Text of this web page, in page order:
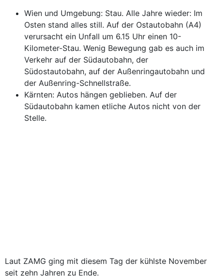
Wien und Umgebung: Stau. Alle Jahre wieder: Im
Osten stand alles still. Auf der Ost­autobahn (A4)
verursacht ein Unfall um 6.15 Uhr einen 10-
Kilometer-Stau. Wenig Bewegung gab es auch im
Verkehr auf der Südautobahn, der
Südostautobahn, auf der Außenringautobahn und
der ­Außenring-Schnellstraße.
Kärnten: Autos hängen geblieben. Auf der
Südautobahn kamen etliche Autos nicht von der
Stelle.
Laut ZAMG ging mit diesem Tag der kühlste November
seit zehn Jahren zu Ende.